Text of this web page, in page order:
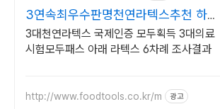
3연속최우수판명천연라텍스추천 하버
드의대 삼성병원 숙면실험
3대천연라텍스 국제인증 모두획득 3대의료
시험모두패스 아래 라텍스 6차례 조사결과
http://www.foodtools.co.kr/m 광고